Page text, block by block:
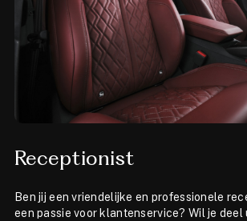
Contact
Receptionist
Ben jij een vriendelijke en professionele
een passie voor klantenservice? Wil je